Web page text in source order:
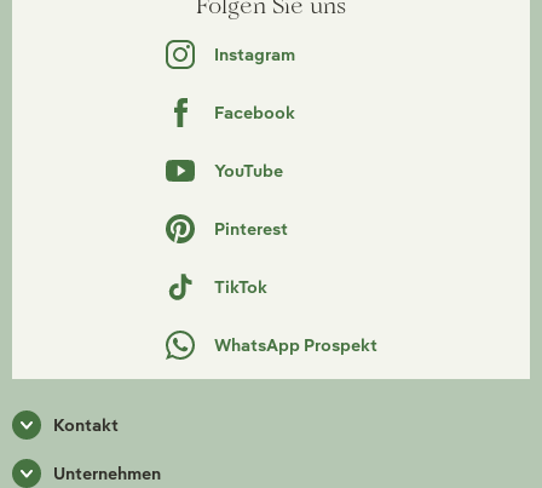
Instagram
Facebook
YouTube
Pinterest
TikTok
WhatsApp Prospekt
Kontakt
Unternehmen